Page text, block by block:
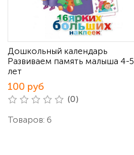
Дошкольный календарь
Развиваем память малыша 4-5
лет
100 руб
(0)
Товаров: 6